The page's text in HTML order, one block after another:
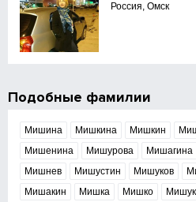
Россия, Омск
Подобные фамилии
Мишина Мишкина Мишкин
Мишенина
Мишурова Мишагина
Мишнев
Мишустин Мишуков
Мишакин
Мишка Мишко Мишук